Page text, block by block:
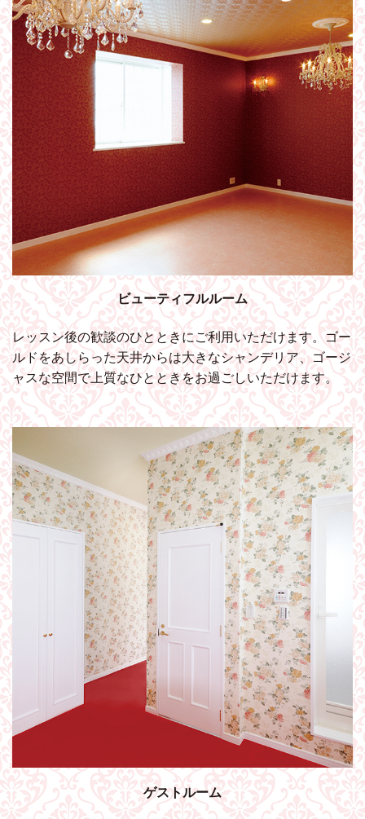
ビューティフルルーム
レッスン後の歓談のひとときにご利用いただけます。ゴー
ルドをあしらった天井からは大きなシャンデリア、ゴージ
ャスな空間で上質なひとときをお過ごしいただけます。
ゲストルーム